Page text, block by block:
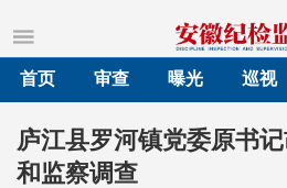
首页
审查 曝光 巡视
庐江县罗河镇党委原书
和监察调查